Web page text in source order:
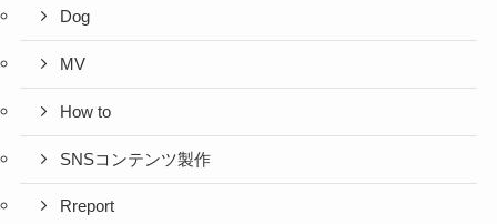
Dog
MV
How to
SNSコンテンツ製作
Rreport